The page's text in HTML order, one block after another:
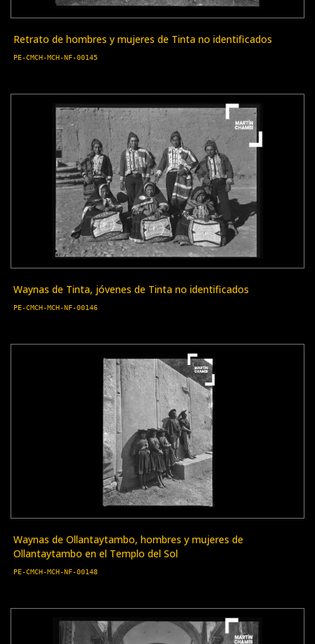
Retrato de hombres y mujeres de Tinta no identificados
PE-CMCH-MCH-NF-00145
Waynas de Tinta, jóvenes de Tinta no identificados
PE-CMCH-MCH-NF-00146
Waynas de Ollantaytambo, hombres y mujeres de
Ollantaytambo en el Templo del Sol
PE-CMCH-MCH-NF-00148